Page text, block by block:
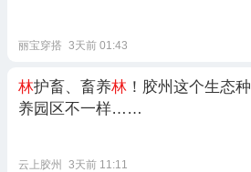
丽宝穿搭 3天前 01:43
林护畜、畜养林 ！胶州这个生态种
养园区不一样……
云上胶州 3天前 11:11